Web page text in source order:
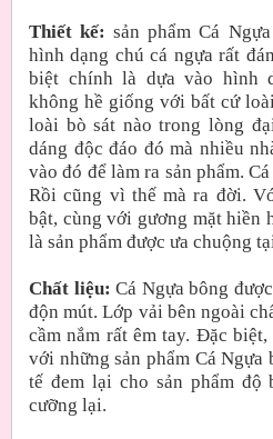
Thiết kế:sản phẩm Cá
hình dạng chú cá ngựa rất
biệt chính là dựa vào hình
không hề giống với bất cứ
loài bò sát nào trong lòng
dáng độc đáo đó mà nhiều
vào đó để làm ra sản phẩm.
Rồi cũng vì thế mà ra đời.
bật, cùng với gương mặt hiền
là sản phẩm được ưa chuộng
Chất liệu:Cá Ngựa bông
độn mút. Lớp vải bên ngoài
cầm nắm rất êm tay. Đặc
với những sản phẩm Cá
tế đem lại cho sản phẩm độ
cưỡng lại.